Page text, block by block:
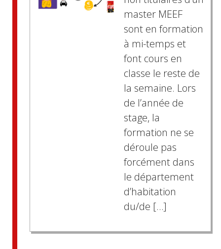
master MEEF
sont en formation
à mi-temps et
font cours en
classe le reste de
la semaine. Lors
de l’année de
stage, la
formation ne se
déroule pas
forcément dans
le département
d’habitation
du/de […]